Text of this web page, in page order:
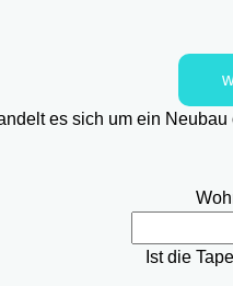
es sich um ein
Ist die